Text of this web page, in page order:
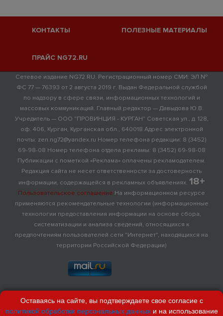
КОНТАКТЫ ПОЛЕЗНЫЕ МАТЕРИАЛЫ
ПРАЙС NG72.RU
Сетевое издание NG72.RU. Регистрационный номер СМИ: ЭЛ №
ФС 77 — 76393 от 2 августа 2019 г. Выдан Федеральной службой
по надзору в сфере связи, информационных технологий и
массовых коммуникаций. Главный редактор — Давыдова Ю.В.
Учредитель — ООО "ПРОВИНЦИЯ - КУРГАН" Советская ул., д. 128,
оф. 406, Курган, Курганская обл., 640018 Адрес электронной
почты: zen.ng72@yandex.ru Номер телефона редакции: 8 (3452)
69-98-08 Номер телефона отдела рекламы: 8 (3452) 69-98-08
Публикации с пометкой «Реклама» оплачены рекламодателем.
Редакция сайта не несет ответственности за достоверность
информации, содержащейся в рекламных объявлениях. 18+
Пользовательское соглашение На информационном ресурсе
применяются рекомендательные технологии (информационные
технологии предоставления информации на основе сбора,
систематизации и анализа сведений, относящихся к
предпочтениям пользователей сети "Интернет", находящихся на
территории Российской Федерации)
Оставаясь на сайте, вы подтверждаете свое согласие с
политикой обработки персональных данныхи на использование